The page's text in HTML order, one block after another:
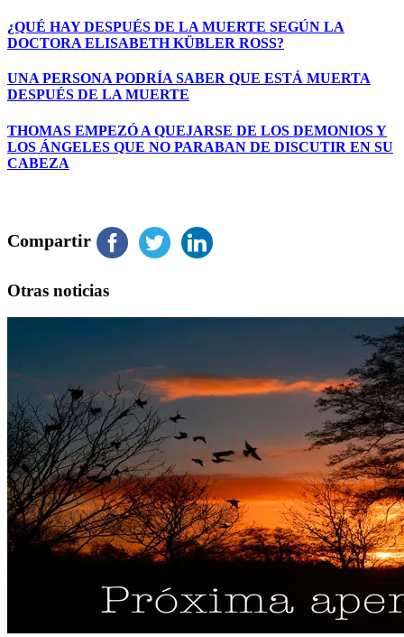
¿QUÉ HAY DESPUÉS DE LA MUERTE SEGÚN LA
DOCTORA ELISABETH KÜBLER ROSS?
UNA PERSONA PODRÍA SABER QUE ESTÁ MUERTA
DESPUÉS DE LA MUERTE
THOMAS EMPEZÓ A QUEJARSE DE LOS DEMONIOS Y
LOS ÁNGELES QUE NO PARABAN DE DISCUTIR EN SU
CABEZA
Compartir
Otras noticias